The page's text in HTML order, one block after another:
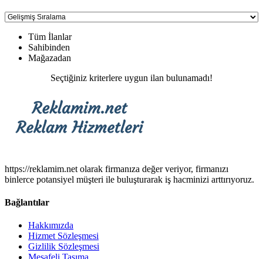
Tüm İlanlar
Sahibinden
Mağazadan
Seçtiğiniz kriterlere uygun ilan bulunamadı!
https://reklamim.net olarak firmanıza değer veriyor, firmanızı
binlerce potansiyel müşteri ile buluşturarak iş hacminizi arttırıyoruz.
Bağlantılar
Hakkımızda
Hizmet Sözleşmesi
Gizlilik Sözleşmesi